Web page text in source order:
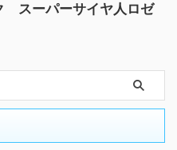
スーパーサイヤ人ロゼ